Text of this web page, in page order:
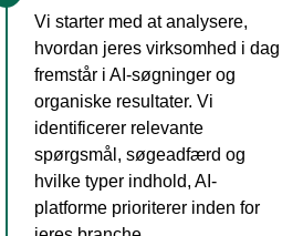
Vi starter med at analysere,
hvordan jeres virksomhed i dag
fremstår i AI-søgninger og
organiske resultater. Vi
identificerer relevante
spørgsmål, søgeadfærd og
hvilke typer indhold, AI-
platforme prioriterer inden for